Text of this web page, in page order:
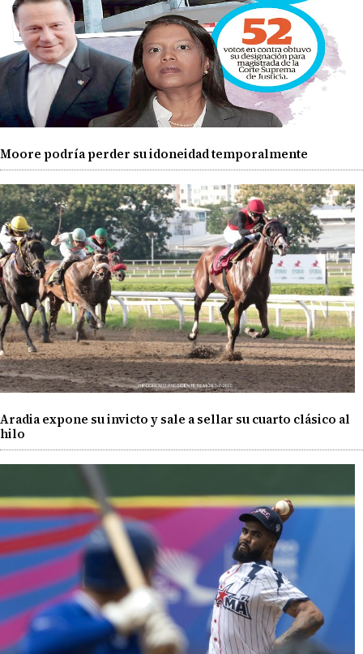
Moore podría perder su idoneidad temporalmente
Aradia expone su invicto y sale a sellar su cuarto clásico al
hilo